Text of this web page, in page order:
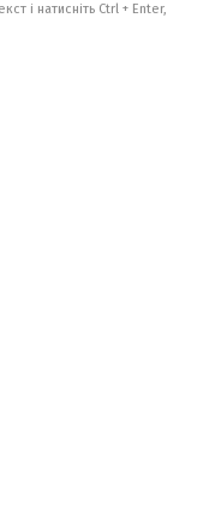
і натисніть Ctrl + Enter,